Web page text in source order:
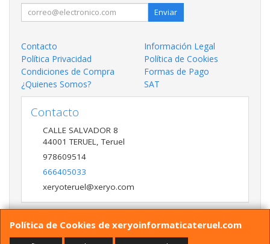
Política de Cookies de xeryoinformaticateruel.com
Enviar
Contacto
Información Legal
Política Privacidad
Política de Cookies
Condiciones de Compra
Formas de Pago
¿Quienes Somos?
SAT
Contacto
CALLE SALVADOR 8
44001 TERUEL,Teruel
978609514
666405033
xeryoteruel@xeryo.com
Horario